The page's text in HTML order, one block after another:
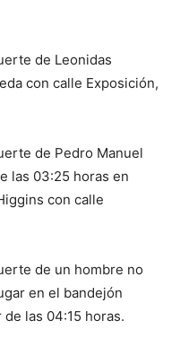
de Leonidas
con calle Exposición,
de Pedro Manuel
las 03:25 horas en
con calle
de un hombre no
en el bandejón
las 04:15 horas.